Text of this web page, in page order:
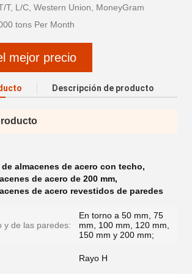
T, L/C, Western Union, MoneyGram
tons Per Month
mejor precio
Descripción de producto
almacenes de acero con techo,
de acero de 200 mm,
de acero revestidos de paredes
y de las paredes:
En torno a 50 mm, 75
mm, 100 mm, 120 mm,
150 mm y 200 mm;
Rayo H